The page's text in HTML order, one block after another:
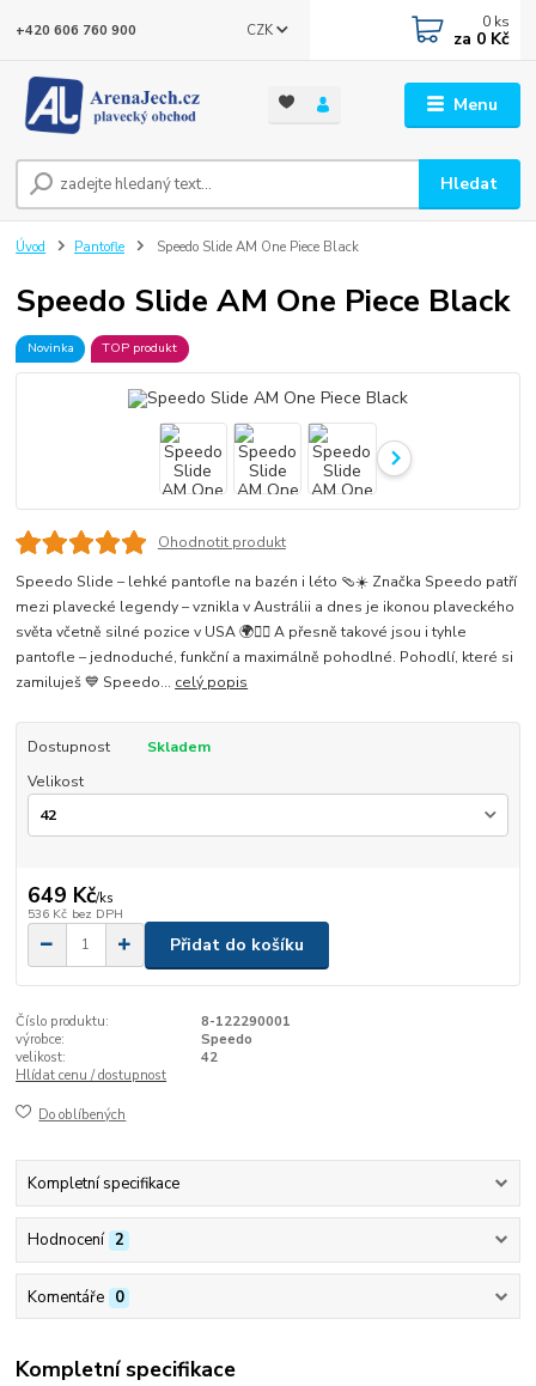
Menu
CZK
Hledat
+420 606 760 900 0 ks
za 0 Kč
Úvod Pantofle Speedo Slide AM One Piece Black
Speedo Slide AM One Piece Black
Novinka TOP produkt
Ohodnotit produkt
Speedo Slide – lehké pantofle na bazén i léto 🩴☀️ Značka Speedo patří
mezi plavecké legendy – vznikla v Austrálii a dnes je ikonou plaveckého
světa včetně silné pozice v USA 🌍🏊‍♀️ A přesně takové jsou i tyhle
pantofle – jednoduché, funkční a maximálně pohodlné. Pohodlí, které si
zamiluješ 💙 Speedo... celý popis
Dostupnost
Skladem
Velikost
649 Kč/ks
536 Kč bez DPH
Přidat do košíku
Číslo produktu:
8-122290001
výrobce:
Speedo
velikost:
42
Hlídat cenu / dostupnost
Do oblíbených
Kompletní specifikace
Hodnocení 2
Komentáře 0
Kompletní specifikace